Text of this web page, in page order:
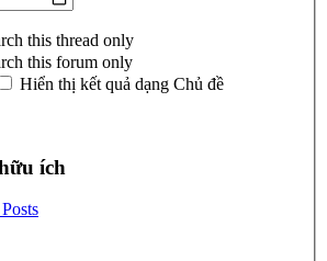
this thread only
this forum only
Hiển thị kết quả dạng Chủ đề
ích